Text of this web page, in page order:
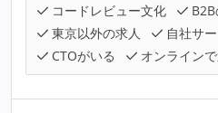
コードレビュー文化
東京以外の求人
自社サ
CTOがいる
オンライン